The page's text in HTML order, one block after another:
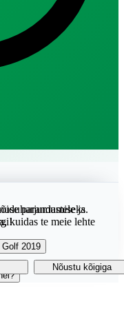
ja
2019
parandamiseks.
kuidas te meie lehte
Nõustu kõigiga